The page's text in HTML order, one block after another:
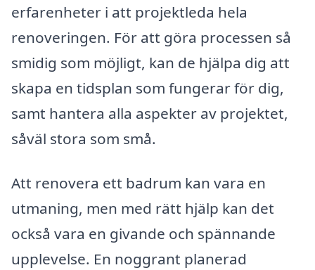
erfarenheter i att projektleda hela
renoveringen. För att göra processen så
smidig som möjligt, kan de hjälpa dig att
skapa en tidsplan som fungerar för dig,
samt hantera alla aspekter av projektet,
såväl stora som små.
Att renovera ett badrum kan vara en
utmaning, men med rätt hjälp kan det
också vara en givande och spännande
upplevelse. En noggrant planerad